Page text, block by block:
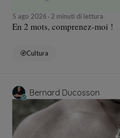
5 ago 2026 2 minuti di lettura
En 2 mots, comprenez-moi !
Cultura
Bernard Ducosson